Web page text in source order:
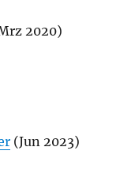
2020)
(Jun 2023)